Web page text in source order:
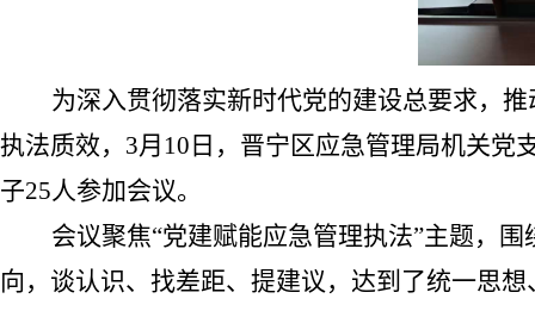
为深入贯彻落实新时代党的建设总要求，
执法质效， 3月 10 日， 晋宁区应急管理局机关党
子25人参加会议。
会议聚焦“党建赋能应急管理执法”主题，围
向，谈认识、找差距、提建议，达到了统一思